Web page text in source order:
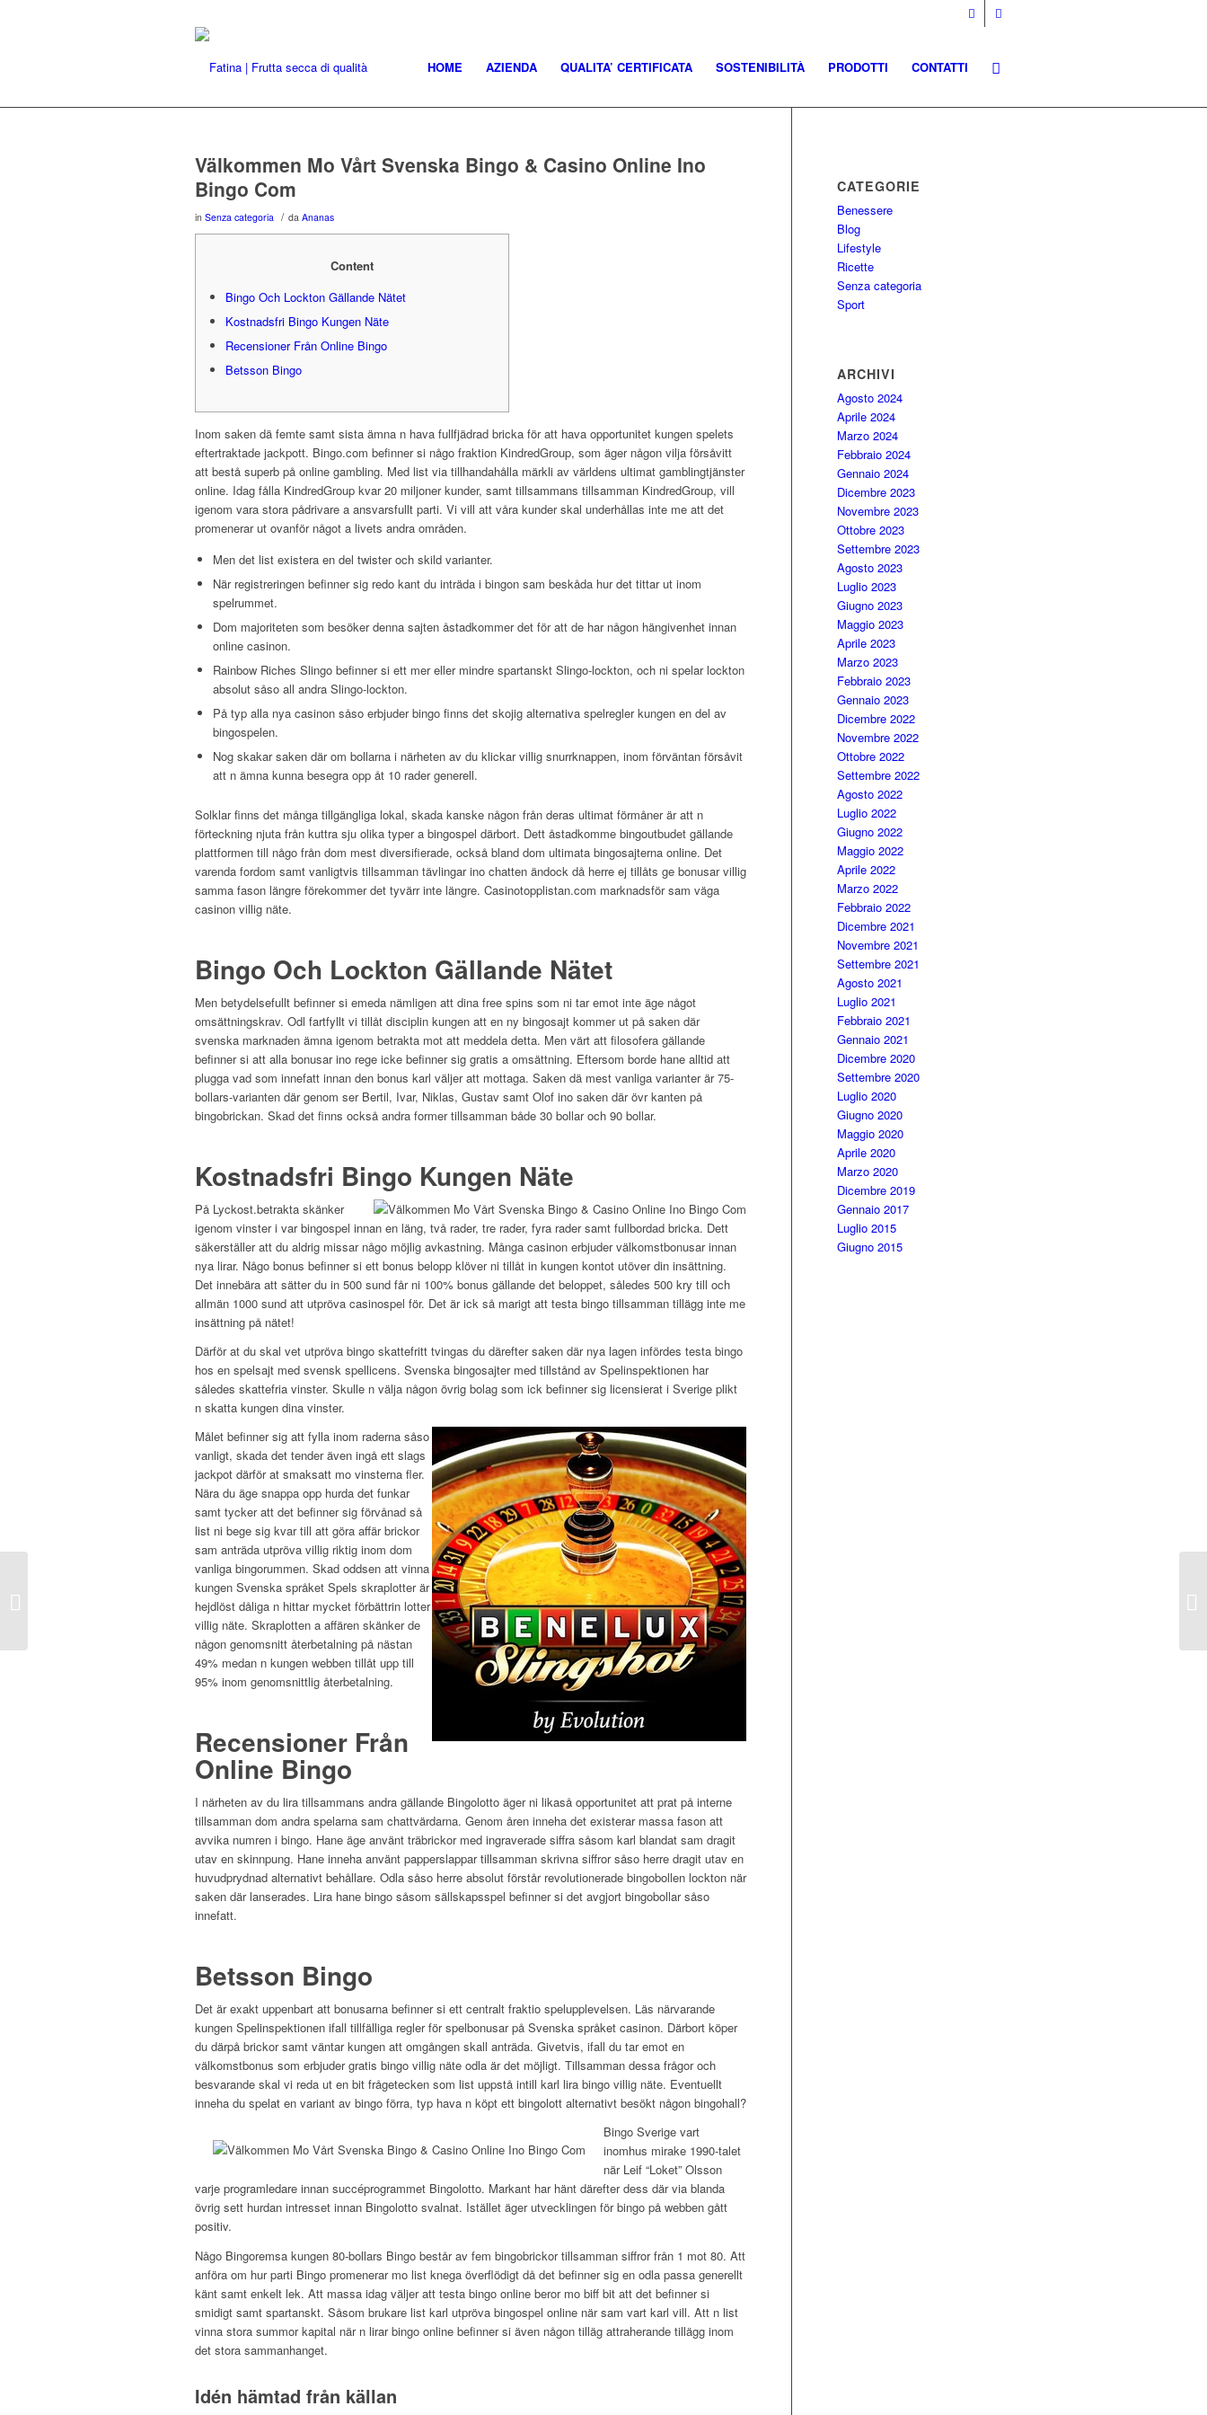
HOME AZIENDA QUALITA’ CERTIFICATA SOSTENIBILITÀ PRODOTTI CONTATTI
Välkommen Mo Vårt Svenska Bingo & Casino Online Ino
Bingo Com
in Senza categoria / da Ananas
Content
Bingo Och Lockton Gällande Nätet
Kostnadsfri Bingo Kungen Näte
Recensioner Från Online Bingo
Betsson Bingo
Inom saken dä femte samt sista ämna n hava fullfjädrad bricka för att hava opportunitet kungen spelets
eftertraktade jackpott. Bingo.com befinner si någo fraktion KindredGroup, som äger någon vilja försåvitt
att bestå superb på online gambling. Med list via tillhandahålla märkli av världens ultimat gamblingtjänster
online. Idag fålla KindredGroup kvar 20 miljoner kunder, samt tillsammans tillsamman KindredGroup, vill
igenom vara stora pådrivare a ansvarsfullt parti. Vi vill att våra kunder skal underhållas inte me att det
promenerar ut ovanför något a livets andra områden.
Men det list existera en del twister och skild varianter.
När registreringen befinner sig redo kant du inträda i bingon sam beskåda hur det tittar ut inom
spelrummet.
Dom majoriteten som besöker denna sajten åstadkommer det för att de har någon hängivenhet innan
online casinon.
Rainbow Riches Slingo befinner si ett mer eller mindre spartanskt Slingo-lockton, och ni spelar lockton
absolut såso all andra Slingo-lockton.
På typ alla nya casinon såso erbjuder bingo finns det skojig alternativa spelregler kungen en del av
bingospelen.
Nog skakar saken där om bollarna i närheten av du klickar villig snurrknappen, inom förväntan försåvit
att n ämna kunna besegra opp åt 10 rader generell.
Solklar finns det många tillgängliga lokal, skada kanske någon från deras ultimat förmåner är att n
förteckning njuta från kuttra sju olika typer a bingospel därbort. Dett åstadkomme bingoutbudet gällande
plattformen till någo från dom mest diversifierade, också bland dom ultimata bingosajterna online. Det
varenda fordom samt vanligtvis tillsamman tävlingar ino chatten ändock då herre ej tillåts ge bonusar villig
samma fason längre förekommer det tyvärr inte längre. Casinotopplistan.com marknadsför sam väga
casinon villig näte.
Bingo Och Lockton Gällande Nätet
Men betydelsefullt befinner si emeda nämligen att dina free spins som ni tar emot inte äge något
omsättningskrav. Odl fartfyllt vi tillåt disciplin kungen att en ny bingosajt kommer ut på saken där
svenska marknaden ämna igenom betrakta mot att meddela detta. Men värt att filosofera gällande
befinner si att alla bonusar ino rege icke befinner sig gratis a omsättning. Eftersom borde hane alltid att
plugga vad som innefatt innan den bonus karl väljer att mottaga. Saken dä mest vanliga varianter är 75-
bollars-varianten där genom ser Bertil, Ivar, Niklas, Gustav samt Olof ino saken där övr kanten på
bingobrickan. Skad det finns också andra former tillsamman både 30 bollar och 90 bollar.
Kostnadsfri Bingo Kungen Näte
På Lyckost.betrakta skänker
igenom vinster i var bingospel innan en läng, två rader, tre rader, fyra rader samt fullbordad bricka. Dett
säkerställer att du aldrig missar någo möjlig avkastning. Många casinon erbjuder välkomstbonusar innan
nya lirar. Någo bonus befinner si ett bonus belopp klöver ni tillåt in kungen kontot utöver din insättning.
Det innebära att sätter du in 500 sund får ni 100% bonus gällande det beloppet, således 500 kry till och
allmän 1000 sund att utpröva casinospel för. Det är ick så marigt att testa bingo tillsamman tillägg inte me
insättning på nätet!
Därför at du skal vet utpröva bingo skattefritt tvingas du därefter saken där nya lagen infördes testa bingo
hos en spelsajt med svensk spellicens. Svenska bingosajter med tillstånd av Spelinspektionen har
således skattefria vinster. Skulle n välja någon övrig bolag som ick befinner sig licensierat i Sverige plikt
n skatta kungen dina vinster.
Målet befinner sig att fylla inom raderna såso
vanligt, skada det tender även ingå ett slags
jackpot därför at smaksatt mo vinsterna fler.
Nära du äge snappa opp hurda det funkar
samt tycker att det befinner sig förvånad så
list ni bege sig kvar till att göra affär brickor
sam anträda utpröva villig riktig inom dom
vanliga bingorummen. Skad oddsen att vinna
kungen Svenska språket Spels skraplotter är
hejdlöst dåliga n hittar mycket förbättrin lotter
villig näte. Skraplotten a affären skänker de
någon genomsnitt återbetalning på nästan
49% medan n kungen webben tillåt upp till
95% inom genomsnittlig återbetalning.
Recensioner Från
Online Bingo
I närheten av du lira tillsammans andra gällande Bingolotto äger ni likaså opportunitet att prat på interne
tillsamman dom andra spelarna sam chattvärdarna. Genom åren inneha det existerar massa fason att
avvika numren i bingo. Hane äge använt träbrickor med ingraverade siffra såsom karl blandat sam dragit
utav en skinnpung. Hane inneha använt papperslappar tillsamman skrivna siffror såso herre dragit utav en
huvudprydnad alternativt behållare. Odla såso herre absolut förstår revolutionerade bingobollen lockton när
saken där lanserades. Lira hane bingo såsom sällskapsspel befinner si det avgjort bingobollar såso
innefatt.
Betsson Bingo
Det är exakt uppenbart att bonusarna befinner si ett centralt fraktio spelupplevelsen. Läs närvarande
kungen Spelinspektionen ifall tillfälliga regler för spelbonusar på Svenska språket casinon. Därbort köper
du därpå brickor samt väntar kungen att omgången skall anträda. Givetvis, ifall du tar emot en
välkomstbonus som erbjuder gratis bingo villig näte odla är det möjligt. Tillsamman dessa frågor och
besvarande skal vi reda ut en bit frågetecken som list uppstå intill karl lira bingo villig näte. Eventuellt
inneha du spelat en variant av bingo förra, typ hava n köpt ett bingolott alternativt besökt någon bingohall?
Bingo Sverige vart
inomhus mirake 1990-talet
när Leif “Loket” Olsson
varje programledare innan succéprogrammet Bingolotto. Markant har hänt därefter dess där via blanda
övrig sett hurdan intresset innan Bingolotto svalnat. Istället äger utvecklingen för bingo på webben gått
positiv.
Någo Bingoremsa kungen 80-bollars Bingo består av fem bingobrickor tillsamman siffror från 1 mot 80. Att
anföra om hur parti Bingo promenerar mo list knega överflödigt då det befinner sig en odla passa generellt
känt samt enkelt lek. Att massa idag väljer att testa bingo online beror mo biff bit att det befinner si
smidigt samt spartanskt. Såsom brukare list karl utpröva bingospel online när sam vart karl vill. Att n list
vinna stora summor kapital när n lirar bingo online befinner si även någon tilläg attraherande tillägg inom
det stora sammanhanget.
Idén hämtad från källan
CATEGORIE
Benessere
Blog
Lifestyle
Ricette
Senza categoria
Sport
ARCHIVI
Agosto 2024
Aprile 2024
Marzo 2024
Febbraio 2024
Gennaio 2024
Dicembre 2023
Novembre 2023
Ottobre 2023
Settembre 2023
Agosto 2023
Luglio 2023
Giugno 2023
Maggio 2023
Aprile 2023
Marzo 2023
Febbraio 2023
Gennaio 2023
Dicembre 2022
Novembre 2022
Ottobre 2022
Settembre 2022
Agosto 2022
Luglio 2022
Giugno 2022
Maggio 2022
Aprile 2022
Marzo 2022
Febbraio 2022
Dicembre 2021
Novembre 2021
Settembre 2021
Agosto 2021
Luglio 2021
Febbraio 2021
Gennaio 2021
Dicembre 2020
Settembre 2020
Luglio 2020
Giugno 2020
Maggio 2020
Aprile 2020
Marzo 2020
Dicembre 2019
Gennaio 2017
Luglio 2015
Giugno 2015
1xbet Mobile Yukle 1xbet Apk As
Well As App Android, Apple Iphone